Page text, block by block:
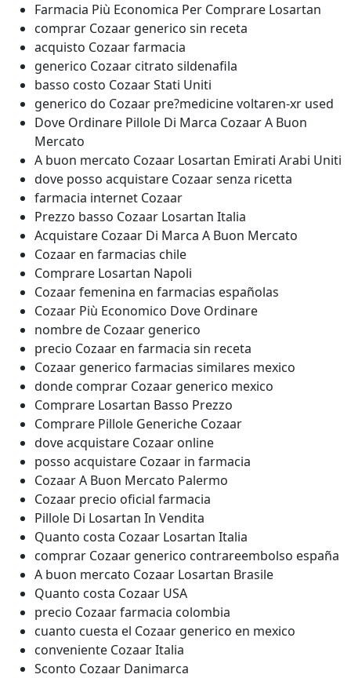
Farmacia Più Economica Per Comprare Losartan
comprar Cozaar generico sin receta
acquisto Cozaar farmacia
generico Cozaar citrato sildenafila
basso costo Cozaar Stati Uniti
generico do Cozaar pre?medicine voltaren-xr used
Dove Ordinare Pillole Di Marca Cozaar A Buon
Mercato
A buon mercato Cozaar Losartan Emirati Arabi Uniti
dove posso acquistare Cozaar senza ricetta
farmacia internet Cozaar
Prezzo basso Cozaar Losartan Italia
Acquistare Cozaar Di Marca A Buon Mercato
Cozaar en farmacias chile
Comprare Losartan Napoli
Cozaar femenina en farmacias españolas
Cozaar Più Economico Dove Ordinare
nombre de Cozaar generico
precio Cozaar en farmacia sin receta
Cozaar generico farmacias similares mexico
donde comprar Cozaar generico mexico
Comprare Losartan Basso Prezzo
Comprare Pillole Generiche Cozaar
dove acquistare Cozaar online
posso acquistare Cozaar in farmacia
Cozaar A Buon Mercato Palermo
Cozaar precio oficial farmacia
Pillole Di Losartan In Vendita
Quanto costa Cozaar Losartan Italia
comprar Cozaar generico contrareembolso españa
A buon mercato Cozaar Losartan Brasile
Quanto costa Cozaar USA
precio Cozaar farmacia colombia
cuanto cuesta el Cozaar generico en mexico
conveniente Cozaar Italia
Sconto Cozaar Danimarca